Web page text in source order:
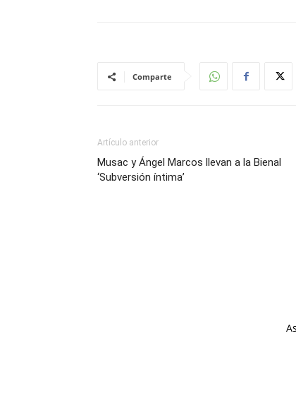
Comparte
Artículo anterior
Musac y Ángel Marcos llevan a la Bienal
‘Subversión íntima’